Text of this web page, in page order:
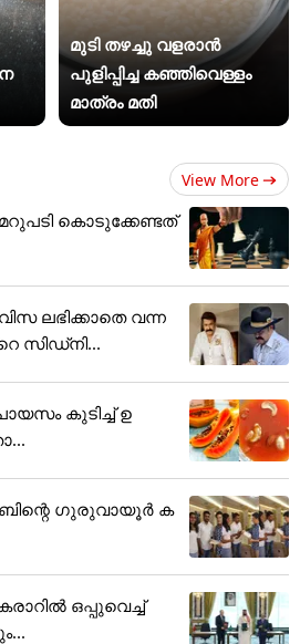
മുടി തഴച്ചു വളരാൻ
പുളിപ്പിച്ച കഞ്ഞിവെള്ളം
മാത്രം മതി
View More
കൊടുക്കേണ്ടത്
ലഭിക്കാതെ വന്ന
സിഡ്നി...
കുടിച്ച് ഉ
ഗുരുവായൂര്‍ ക
ഒപ്പുവെച്ച്